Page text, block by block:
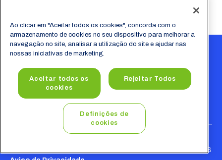
LABOR HEALTH SUPPLY© - TODOS DIREITOS RESERVADOS
Ao clicar em "Aceitar todos os cookies", concorda com o
armazenamento de cookies no seu dispositivo para melhorar a
navegação no site, analisar a utilização do site e ajudar nas
nossas iniciativas de marketing.
Aceitar todos os
cookies
Rejeitar Todos
Definições de
cookies